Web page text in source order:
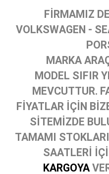
FİRMAMIZ
VOLKSWAGEN -
MARKA
MODEL SIFIR
MEVCUTTUR.
FİYATLAR İÇİN
SİTEMİZDE
TAMAMI
SAATLERİ
KARGOYA